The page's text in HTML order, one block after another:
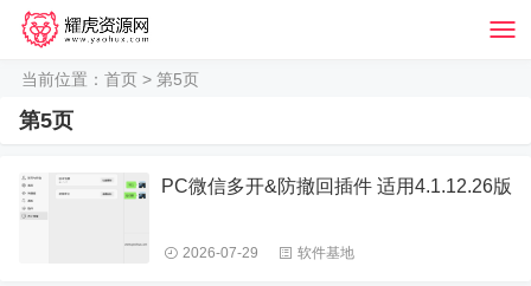
当前位置： 首页 > 第5页
第5页
PC微信多开&防撤回插件 适用4.1.12.26版
2026-07-29 软件基地